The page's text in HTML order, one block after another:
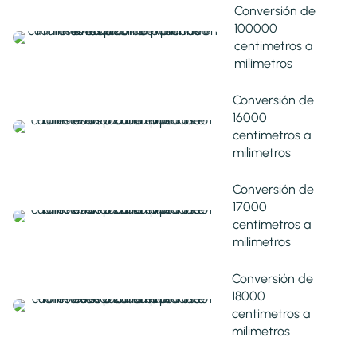
Conversión de
100000
centimetros a
milimetros
Conversión de
16000
centimetros a
milimetros
Conversión de
17000
centimetros a
milimetros
Conversión de
18000
centimetros a
milimetros